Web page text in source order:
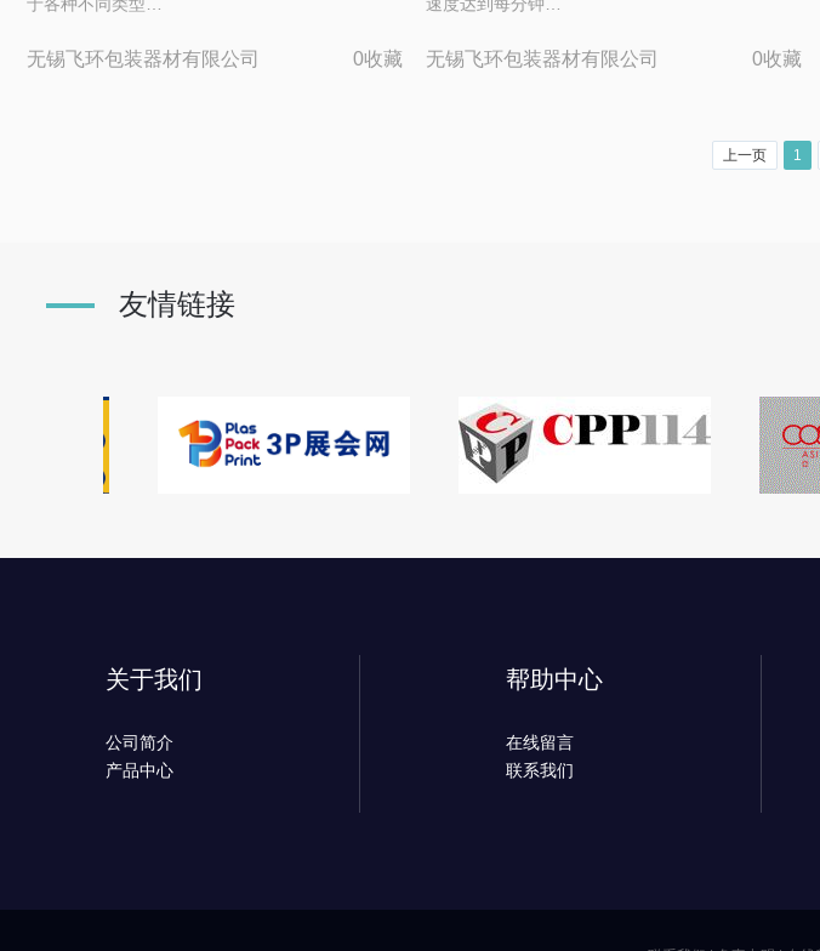
无锡飞环包装器材有限公司 0收藏 无锡飞环包装器材有限公司 0收藏
上一页 1
友情链接
关于我们
公司简介
产品中心
帮助中心
在线留言
联系我们